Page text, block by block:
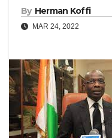
By Herman Koffi
MAR 24, 2022